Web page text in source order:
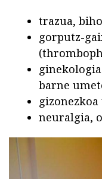
trazua,
gorputz-
barne
neuralgia,